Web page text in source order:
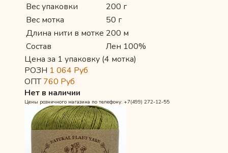
Вес упаковки
200 г
Вес мотка
50 г
Длина нити в мотке 200 м
Состав
Лен 100%
Цена за 1 упаковку (4 мотка)
РОЗН 1 064 Руб
ОПТ760 Руб
Нет в наличии
Цены розничного магазина по телефону: +7(499) 272-12-55